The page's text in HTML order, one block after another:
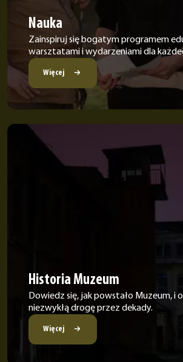
Nauka
Zainspiruj się bogatym programem
warsztatami i wydarzeniami dla
Więcej
Historia Muzeum
Dowiedz się, jak powstało Muzeum, i
niezwykłą drogę przez dekady.
Więcej